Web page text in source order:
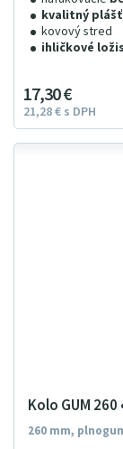
kvalitný plášť
kovový stred
ihličkové
17 30€
21 28€ s DPH
Kolo GUM 260
260 mm,